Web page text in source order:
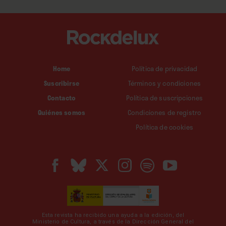
Home
Suscribirse
Contacto
Quiénes somos
Política de privacidad
Términos y condiciones
Política de suscripciones
Condiciones de registro
Política de cookies
Esta revista ha recibido una ayuda a la edición, del
Ministerio de Cultura, a través de la Dirección General del